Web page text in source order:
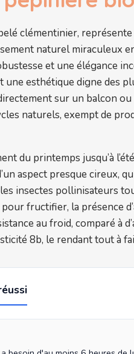
clémentinier,
naturel miraculeux
et une élégance
une esthétique digne des
sur un balcon
naturels, exempt de
du printemps jusqu’à
aspect presque cireux,
insectes pollinisateurs
fructifier, la présence
au froid, comparé
8b, le rendant tout à